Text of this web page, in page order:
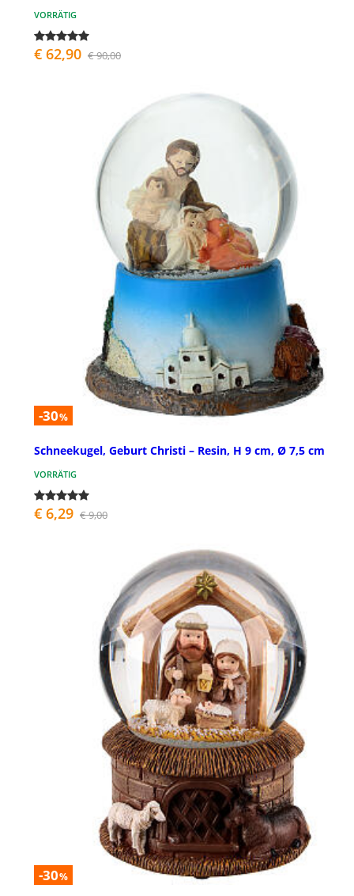
VORRÄTIG
€ 62,90 € 90,00
-30%
Schneekugel, Geburt Christi – Resin, H 9 cm, Ø 7,5 cm
VORRÄTIG
€ 6,29 € 9,00
-30%